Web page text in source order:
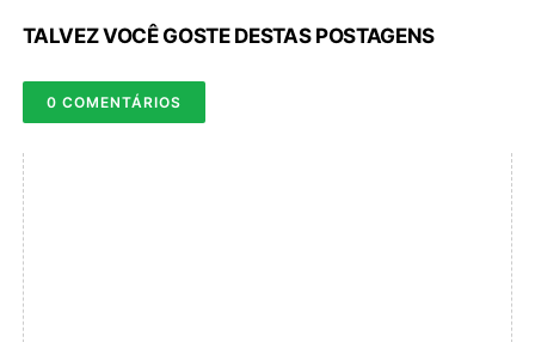
TALVEZ VOCÊ GOSTE DESTAS POSTAGENS
0 COMENTÁRIOS